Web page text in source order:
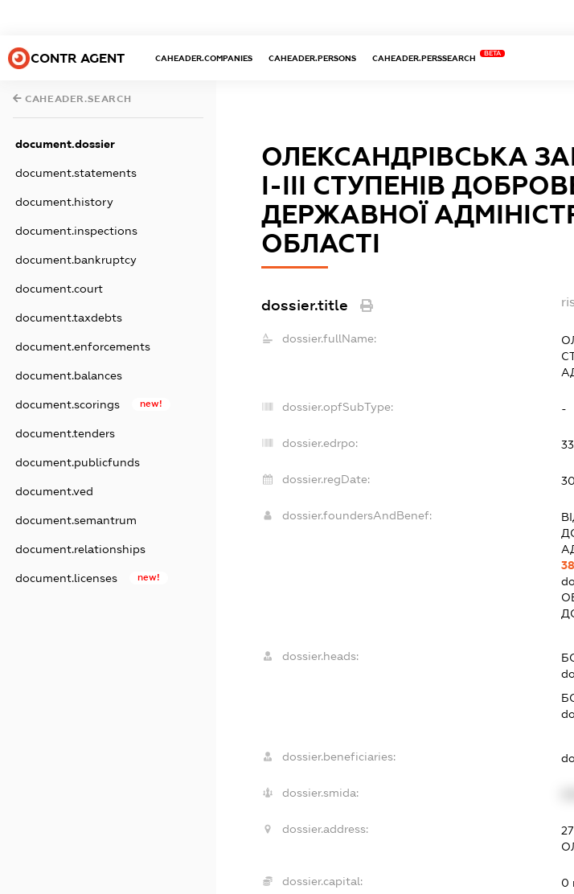
CONTR AGENT CAHEADER.COMPANIES CAHEADER.PERSONS CAHEADER.PERSSEARCH
BETA
CAHEADER.SEARCH
document.dossier
document.statements
document.history
document.inspections
document.bankruptcy
document.court
document.taxdebts
document.enforcements
document.balances
document.scorings new!
document.tenders
document.publicfunds
document.ved
document.semantrum
document.relationships
document.licenses new!
ОЛЕКСАНДРІВСЬКА
І-ІІІ СТУПЕНІВ
ДЕРЖАВНОЇ
ОБЛАСТІ
dossier.title
dossier.fullName:
dossier.opfSubType: -
dossier.edrpo:
dossier.regDate:
dossier.foundersAndBenef:
dossier.heads:
dossier.beneficiaries:
dossier.smida:
dossier.address:
dossier.capital: 0